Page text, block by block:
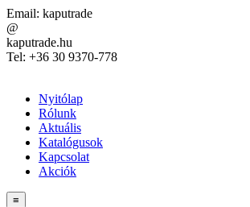
Email: kaputrade
@
kaputrade.hu
Tel: +36 30 9370-778
Nyitólap
Rólunk
Aktuális
Katalógusok
Kapcsolat
Akciók
≡